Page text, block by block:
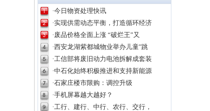
·今日物资处理快讯
·实现供需动态平衡，打造循环经济
·废品价格全面上涨 “破烂王”又
·西安龙湖紫都城物业举办儿童"跳
·工信部将废旧动力电池拆解成套装
·中石化始终积极推进和支持新能源
·石家庄楼市限购：调控升级
·手机屏幕越大越好？
·工行、建行、中行、农行、交行，